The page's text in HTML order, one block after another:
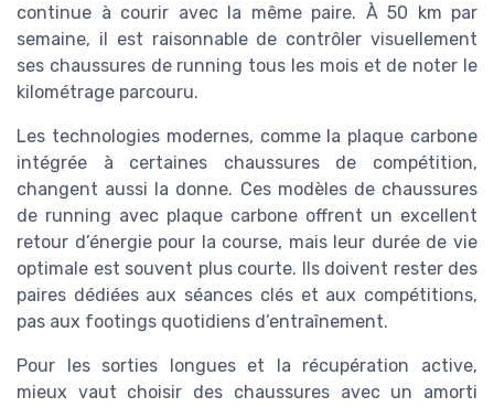
continue à courir avec la même paire. À 50 km par
semaine, il est raisonnable de contrôler visuellement
ses chaussures de running tous les mois et de noter le
kilométrage parcouru.
Les technologies modernes, comme la plaque carbone
intégrée à certaines chaussures de compétition,
changent aussi la donne. Ces modèles de chaussures
de running avec plaque carbone offrent un excellent
retour d’énergie pour la course, mais leur durée de vie
optimale est souvent plus courte. Ils doivent rester des
paires dédiées aux séances clés et aux compétitions,
pas aux footings quotidiens d’entraînement.
Pour les sorties longues et la récupération active,
mieux vaut choisir des chaussures avec un amorti